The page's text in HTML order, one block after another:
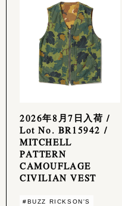
2026年8月7日入荷 /
Lot No. BR15942 /
MITCHELL
PATTERN
CAMOUFLAGE
CIVILIAN VEST
#BUZZ RICKSON'S